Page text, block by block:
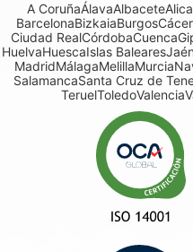
A CoruñaÁlavaAlbacete
BarcelonaBizkaiaBurgos
Ciudad RealCórdobaCuenca
HuelvaHuescaIslas BalearesJaén
MadridMálagaMelillaMurcia
SalamancaSanta Cruz de
TeruelToledoValencia